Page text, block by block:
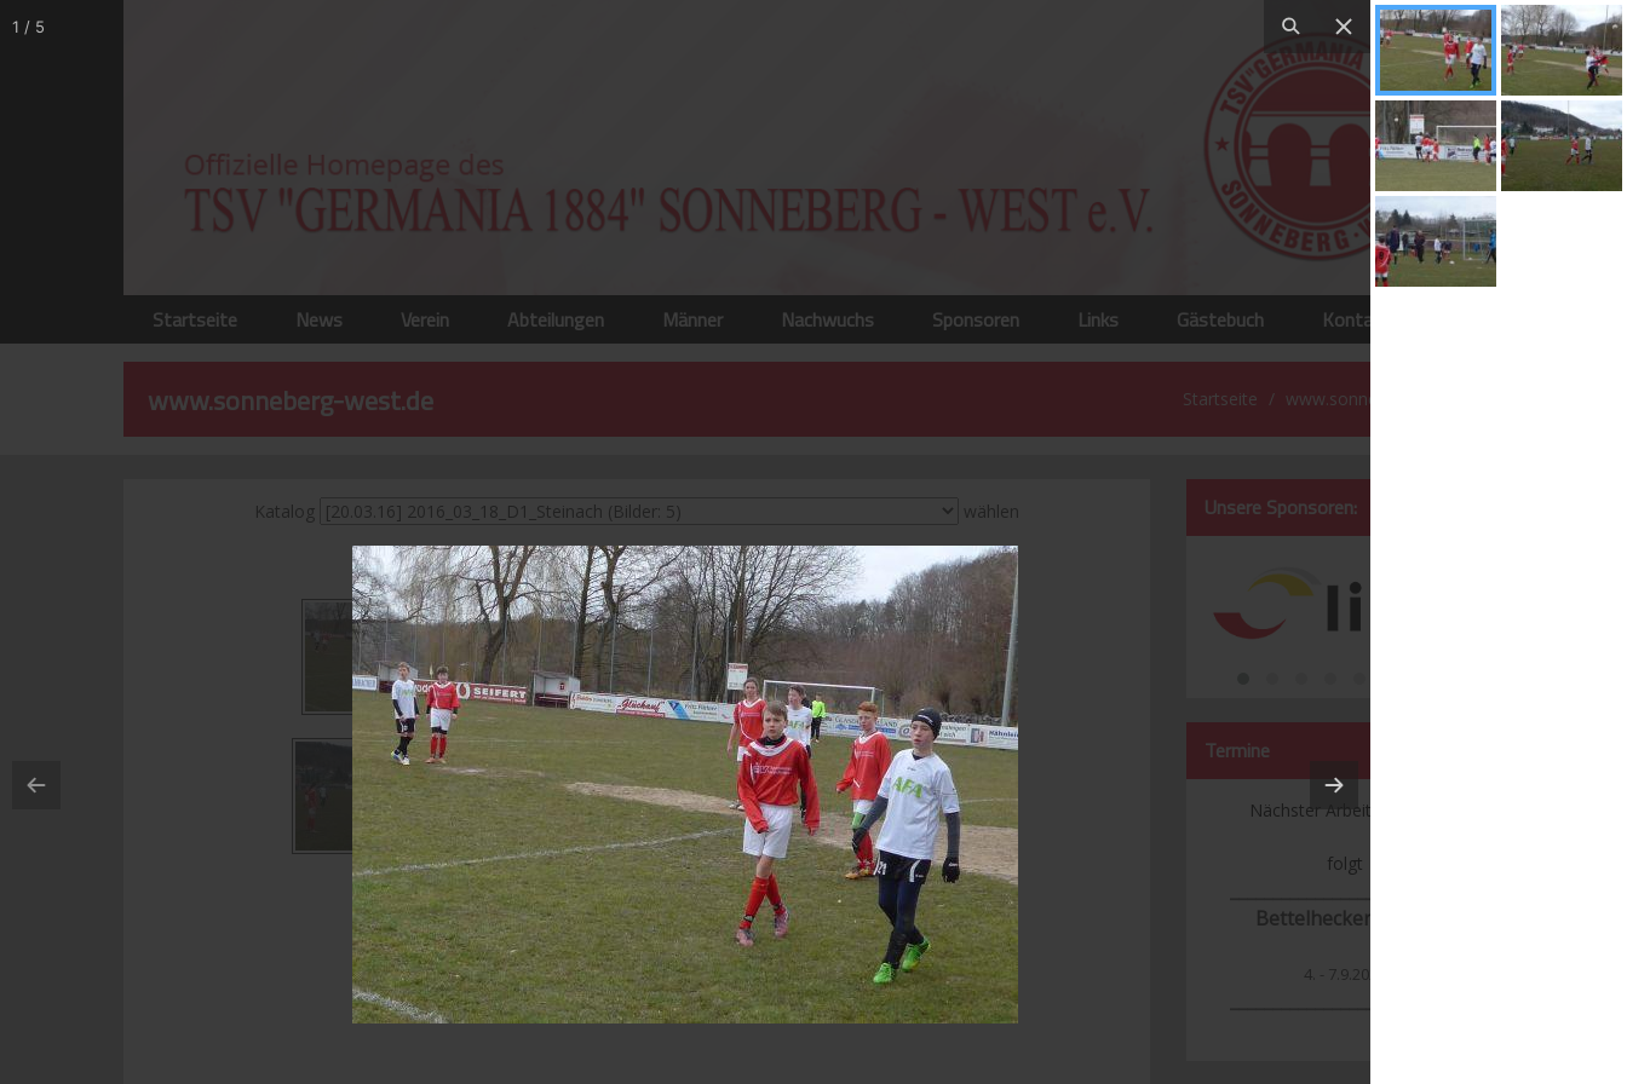
Startseite News Verein Abteilungen Männer Nachwuchs Sponsoren Links Gästebuch Kontakt
www.sonneberg-west.de Startseite www.sonneberg-west.de
Katalog wählen
Seite anzeigen
Unsere Sponsoren:
Termine
Nächster Arbeitseinsatz:
folgt
Bettelhecker Kerwa
4. - 7.9.2026
1 / 5